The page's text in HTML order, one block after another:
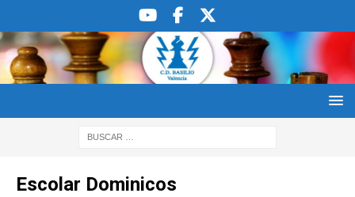
Escolar Dominicos